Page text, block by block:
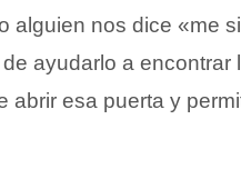
alguien nos dice «me
ayudarlo a encontrar
abrir esa puerta y